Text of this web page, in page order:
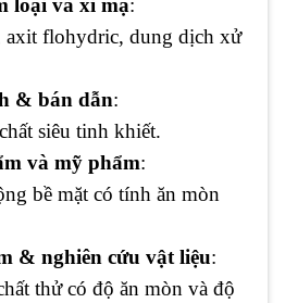
flohydric, dung dịch xử
& bán dẫn:
siêu tinh khiết.
và mỹ phẩm:
bề mặt có tính ăn mòn
& nghiên cứu vật liệu:
thử có độ ăn mòn và độ